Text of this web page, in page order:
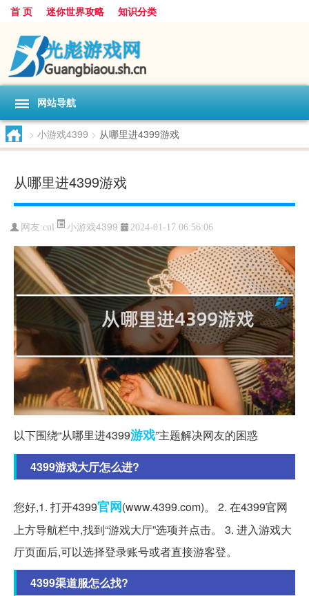
首 页 迷你世界攻略 知识分类
网站导航
> 小游戏4399 > 从哪里进4399游戏
从哪里进4399游戏
网友:cnl 小游戏4399 2024-01-17 06:56:06
以下围绕“从哪里进4399游戏”主题解决网友的困惑
4399游戏大厅怎么进?
您好,1. 打开4399官网(www.4399.com)。 2. 在4399官网
上方导航栏中,找到“游戏大厅”选项并点击。 3. 进入游戏大
厅页面后,可以选择登录账号或者直接游客登。
4399渠道服怎么找?